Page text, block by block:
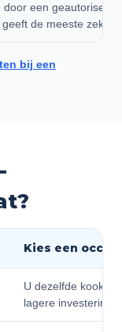
door een
de meeste
bij een
Kies een
U dezelfde
lagere investering